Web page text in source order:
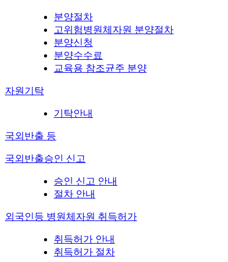
분양절차
고위험병원체자원 분양절차
분양신청
분양수수료
교육용 참조균주 분양
자원기탁
기탁안내
국외반출 등
국외반출승인 신고
승인 신고 안내
절차 안내
외국인등 병원체자원 취득허가
취득허가 안내
취득허가 절차